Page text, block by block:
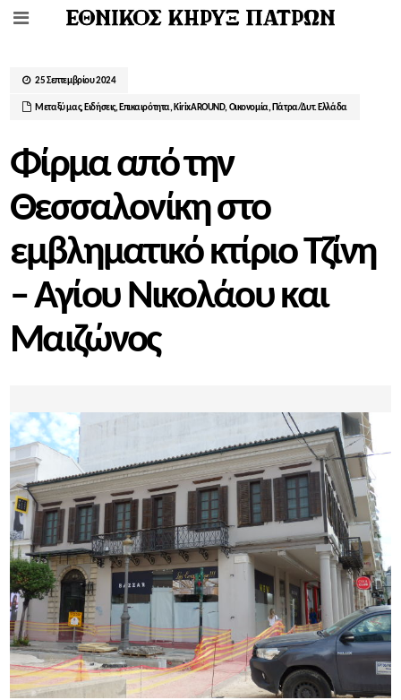
25 Σεπτεμβρίου 2024
Μεταξύ μας, Ειδήσεις, Επικαιρότητα, ΚirixAROUND,Οικονομία, Πάτρα/Δυτ. Ελλάδα
Φίρμα από την
Θεσσαλονίκη στο
εμβληματικό κτίριο Τζίνη
– Αγίου Νικολάου και
Μαιζώνος